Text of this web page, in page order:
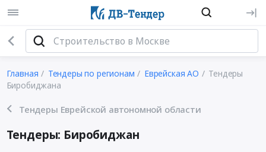
Главная Тендеры по регионам Еврейская АО
Тендеры
Биробиджана
Тендеры Еврейской автономной области
Тендеры: Биробиджан